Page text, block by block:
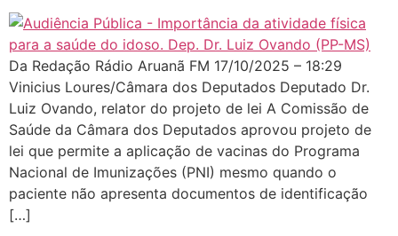
Da Redação Rádio Aruanã FM 17/10/2025 – 18:29
Vinicius Loures/Câmara dos Deputados Deputado Dr.
Luiz Ovando, relator do projeto de lei A Comissão de
Saúde da Câmara dos Deputados aprovou projeto de
lei que permite a aplicação de vacinas do Programa
Nacional de Imunizações (PNI) mesmo quando o
paciente não apresenta documentos de identificação
[…]